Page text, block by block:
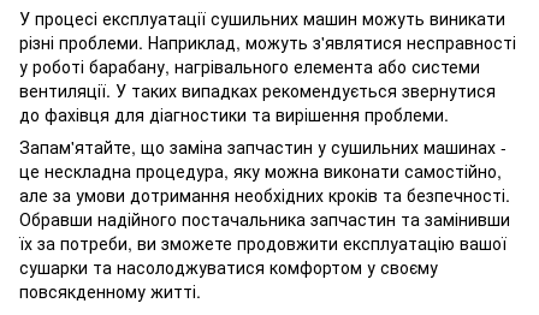
У процесі експлуатації сушильних машин можуть виникати
різні проблеми. Наприклад, можуть з'являтися несправності
у роботі барабану, нагрівального елемента або системи
вентиляції. У таких випадках рекомендується звернутися
до фахівця для діагностики та вирішення проблеми.
Запам'ятайте, що заміна запчастин у сушильних машинах -
це нескладна процедура, яку можна виконати самостійно,
але за умови дотримання необхідних кроків та безпечності.
Обравши надійного постачальника запчастин та замінивши
їх за потреби, ви зможете продовжити експлуатацію вашої
сушарки та насолоджуватися комфортом у своєму
повсякденному житті.